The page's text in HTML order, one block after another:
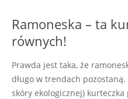
Ramoneska – ta
równych!
Prawda jest taka, że
długo w trendach
skóry ekologicznej)